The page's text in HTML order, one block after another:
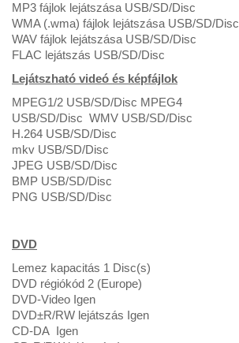
MP3 fájlok lejátszása USB/SD/Disc
WMA (.wma) fájlok lejátszása USB/SD/Disc
WAV fájlok lejátszása USB/SD/Disc
FLAC lejátszás USB/SD/Disc
Lejátszható videó és képfájlok
MPEG1/2 USB/SD/Disc MPEG4
USB/SD/Disc WMV USB/SD/Disc
H.264 USB/SD/Disc
mkv USB/SD/Disc
JPEG USB/SD/Disc
BMP USB/SD/Disc
PNG USB/SD/Disc
DVD
Lemez kapacitás 1 Disc(s)
DVD régiókód 2 (Europe)
DVD-Video Igen
DVD±R/RW lejátszás Igen
CD-DA Igen